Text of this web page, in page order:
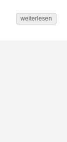
weiterlesen